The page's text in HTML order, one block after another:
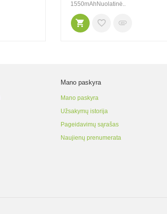
1550mAhNuolatinė..
Mano paskyra
Mano paskyra
Užsakymų istorija
Pageidavimų sąrašas
Naujienų prenumerata